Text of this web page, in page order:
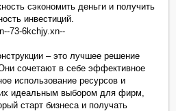
сэкономить деньги и получить
инвестиций.
73-6kchjy.xn--
– это лучшее решение
сочетают в себе эффективное
использование ресурсов и
идеальным выбором для фирм,
старт бизнеса и получать